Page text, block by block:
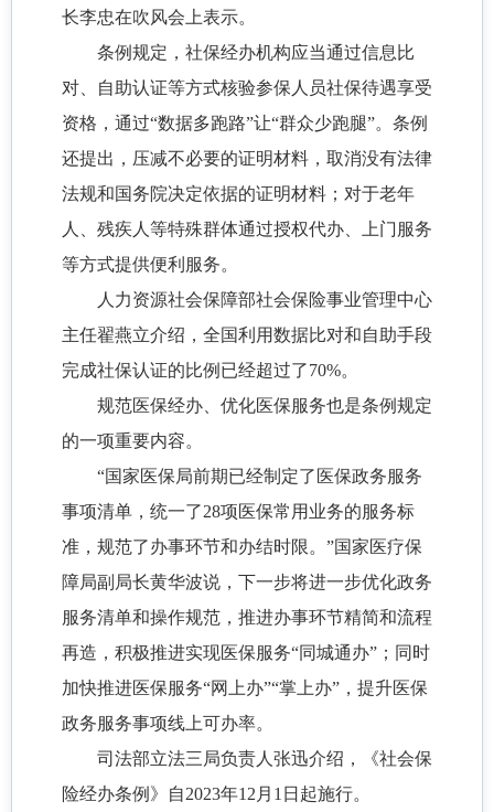
长李忠在吹风会上表示。
条例规定，社保经办机构应当通过信息比
对、自助认证等方式核验参保人员社保待遇享受
资格，通过“数据多跑路”让“群众少跑腿”。条例
还提出，压减不必要的证明材料，取消没有法律
法规和国务院决定依据的证明材料；对于老年
人、残疾人等特殊群体通过授权代办、上门服务
等方式提供便利服务。
人力资源社会保障部社会保险事业管理中心
主任翟燕立介绍，全国利用数据比对和自助手段
完成社保认证的比例已经超过了70%。
规范医保经办、优化医保服务也是条例规定
的一项重要内容。
“国家医保局前期已经制定了医保政务服务
事项清单，统一了28项医保常用业务的服务标
准，规范了办事环节和办结时限。”国家医疗保
障局副局长黄华波说，下一步将进一步优化政务
服务清单和操作规范，推进办事环节精简和流程
再造，积极推进实现医保服务“同城通办”；同时
加快推进医保服务“网上办”“掌上办”，提升医保
政务服务事项线上可办率。
司法部立法三局负责人张迅介绍，《社会保
险经办条例》自2023年12月1日起施行。